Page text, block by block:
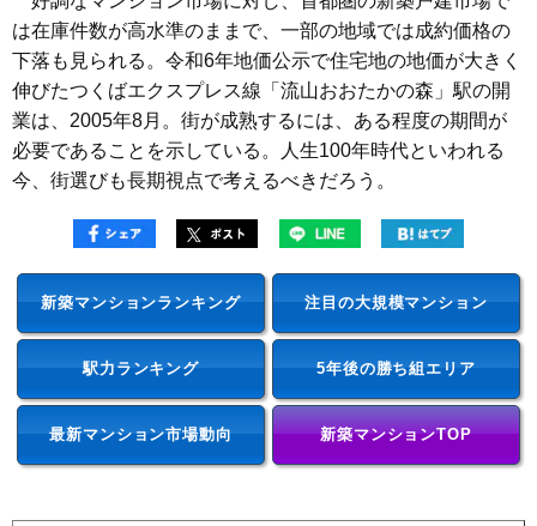
は在庫件数が高水準のままで、一部の地域では成約価格の
下落も見られる。令和6年地価公示で住宅地の地価が大きく
伸びたつくばエクスプレス線「流山おおたかの森」駅の開
業は、2005年8月。街が成熟するには、ある程度の期間が
必要であることを示している。人生100年時代といわれる
今、街選びも長期視点で考えるべきだろう。
新築マンションランキング 注目の大規模マンション
駅力ランキング 5年後の勝ち組エリア
最新マンション市場動向 新築マンションTOP